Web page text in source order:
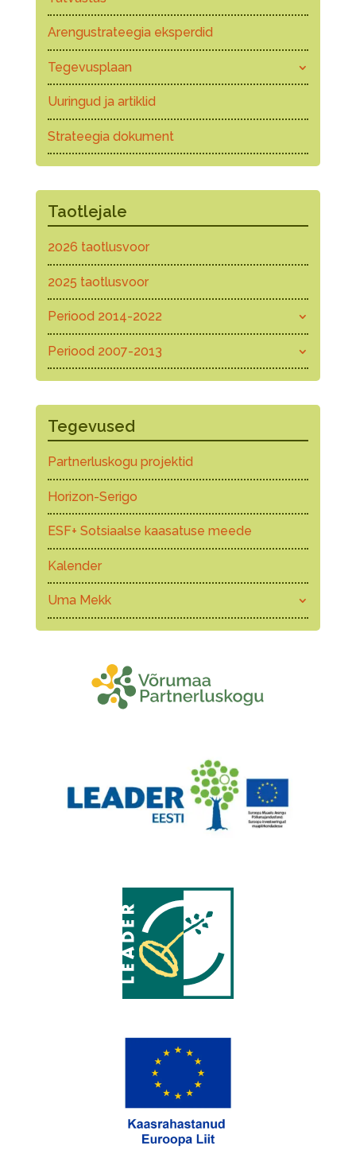
Arengustrateegia eksperdid
Tegevusplaan
Uuringud ja artiklid
Strateegia dokument
Taotlejale
2026 taotlusvoor
2025 taotlusvoor
Periood 2014-2022
Periood 2007-2013
Tegevused
Partnerluskogu projektid
Horizon-Serigo
ESF+ Sotsiaalse kaasatuse meede
Kalender
Uma Mekk